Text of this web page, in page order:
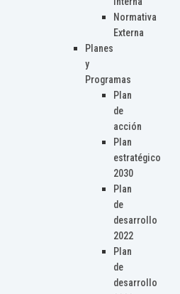
Normativa
Externa
Planes
y
Programas
Plan
de
acción
Plan
estratégico
2030
Plan
de
desarrollo
2022
Plan
de
desarrollo